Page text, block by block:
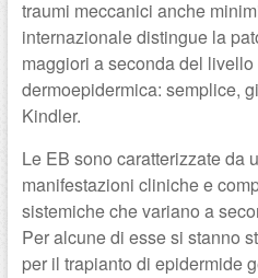
traumi meccanici anche
internazionale distingue la
maggiori a seconda del
dermoepidermica: semplice,
Kindler.
Le EB sono caratterizzate da
manifestazioni cliniche e
sistemiche che variano a
Per alcune di esse si stanno
per il trapianto di epidermide